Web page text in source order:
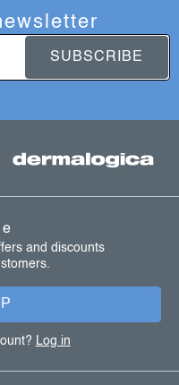
SUBSCRIBE
and discounts
Log in